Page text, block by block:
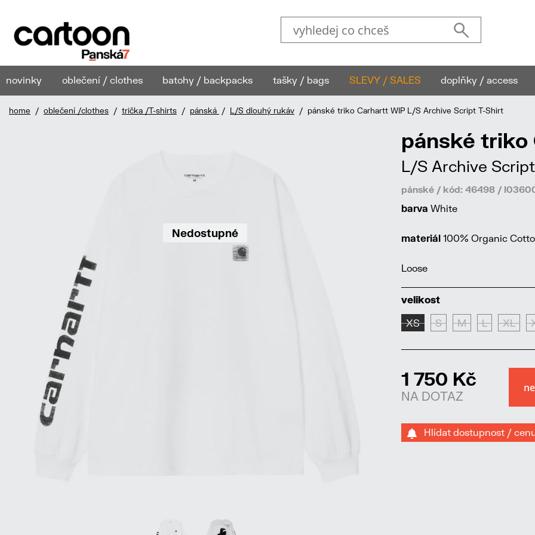
novinky oblečení / clothes batohy / backpacks tašky / bags SLEVY / SALES doplňky / access
home / oblečení /clothes / trička /T-shirts / pánská / L/S dlouhý rukáv / pánské triko Carhartt WIP L/S Archive Script T-Shirt
Nedostupné
pánské triko
L/S Archive
pánské / kód: 46498 /
barva White
materiál 100% Organic
Loose
velikost
XS S M L XL
1 750 Kč
NA DOTAZ
Hlídat dostupnost /